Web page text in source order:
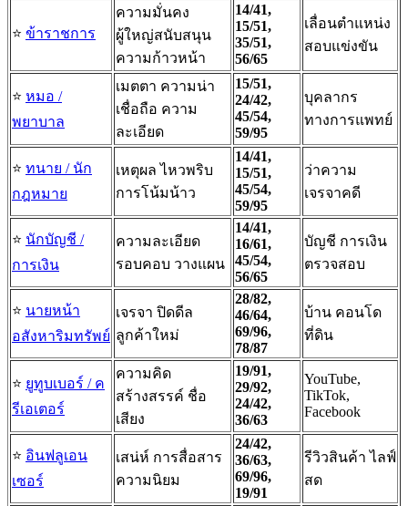
⭐️ ข้าราชการ
ความมั่นคง
ผู้ใหญ่สนับสนุน
ความก้าวหน้า
14/41,
15/51,
35/51,
56/65
เลื่อนตำแหน่ง
สอบแข่งขัน
⭐️ หมอ /
พยาบาล
เมตตา ความน่า
เชื่อถือ ความ
ละเอียด
15/51,
24/42,
45/54,
59/95
บุคลากร
ทางการแพทย์
⭐️ ทนาย / นัก
กฎหมาย
เหตุผล ไหวพริบ
การโน้มน้าว
14/41,
15/51,
45/54,
59/95
ว่าความ
เจรจาคดี
⭐️ นักบัญชี /
การเงิน
ความละเอียด
รอบคอบ วางแผน
14/41,
16/61,
45/54,
56/65
บัญชี การเงิน
ตรวจสอบ
⭐️ นายหน้า
อสังหาริมทรัพย์
เจรจา ปิดดีล
ลูกค้าใหม่
28/82,
46/64,
69/96,
78/87
บ้าน คอนโด
ที่ดิน
⭐️ ยูทูบเบอร์ / ค
รีเอเตอร์
ความคิด
สร้างสรรค์ ชื่อ
เสียง
19/91,
29/92,
24/42,
36/63
YouTube,
TikTok,
Facebook
⭐️ อินฟลูเอน
เซอร์
เสน่ห์ การสื่อสาร
ความนิยม
24/42,
36/63,
69/96,
19/91
รีวิวสินค้า ไลฟ์
สด